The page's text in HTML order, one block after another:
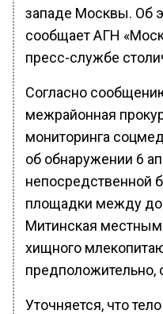
западе Москвы. Об
сообщает АГН
пресс-службе
Согласно
межрайонная
мониторинга
об обнаружении 6
непосредственной
площадки между
Митинская
хищного
предположительно,
Уточняется, что